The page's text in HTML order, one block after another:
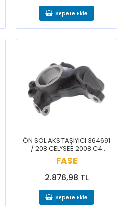
Sepete Ekle
ÖN SOL AKS TAŞIYICI 364691
/ 208 CELYSEE 2008 C4
CACTUS 301 C3 207 C2
FASE
2.876,98 TL
Sepete Ekle